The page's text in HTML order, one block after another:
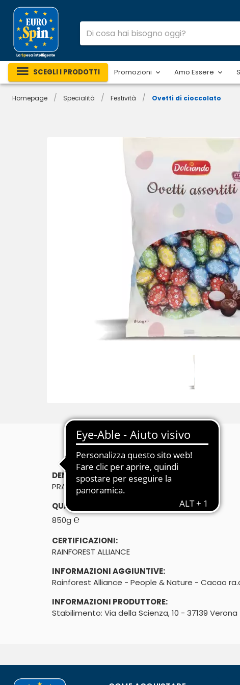
SCEGLI I PRODOTTI Promozioni Amo Essere
Homepage / Specialità / Festività / Ovetti di cioccolato
Descrizione
DENOMINAZIONE DI VENDITA:
PRALINE ASSORTITE
QUANTITÀ:
850g ℮
CERTIFICAZIONI:
RAINFOREST ALLIANCE
INFORMAZIONI AGGIUNTIVE:
Rainforest Alliance - People & Nature - Cacao
INFORMAZIONI PRODUTTORE:
Stabilimento: Via della Scienza, 10 - 37139 Verona